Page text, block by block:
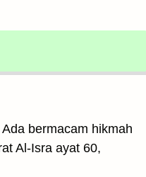
bermacam hikmah
Al-Isra ayat 60,